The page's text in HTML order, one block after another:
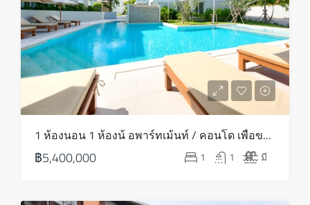
1 ห้องนอน 1 ห้องน้ อพาร์ทเม้นท์ / คอนโด เพื่อขาย ใน ภาคตะวันออกเฉียงเหนือ – HS0769
฿5,400,000 1 1 มี